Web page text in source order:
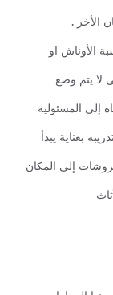
الأخر .
الأوناش او
لا يتم وضع
إلى المسئولية
بعناية يبدأ
والمفروشات إلى المكان